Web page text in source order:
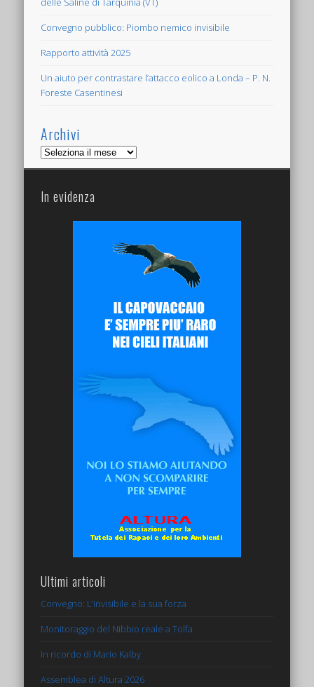
Convegno pubblico: Piombo nemico invisibile
Rapporto attività 2025
Un aiuto per contrastare l’attacco eolico a Londa – P. N.
Foreste Casentinesi
Archivi
Archivi
In evidenza
Ultimi articoli
Convegno: L’invisibile e la sua forza
Monitoraggio del Nibbio reale a Tolfa
In ricordo di Mario Kalby
Assemblea di Altura 2026